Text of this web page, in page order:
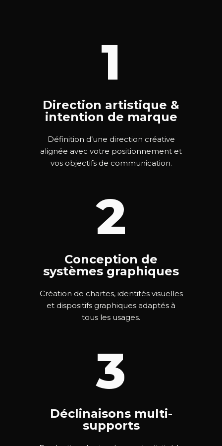
1
Direction artistique &
intention de marque
Définition d’une direction créative
alignée avec votre positionnement et
vos objectifs de communication.
2
Conception de
systèmes graphiques
Création de chartes, identités visuelles
et dispositifs graphiques adaptés à
tous les usages.
3
Déclinaisons multi-
supports